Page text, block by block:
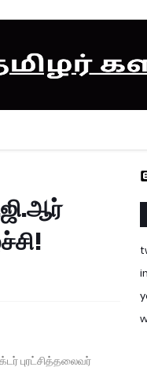
புரட்சித்தலைவர்